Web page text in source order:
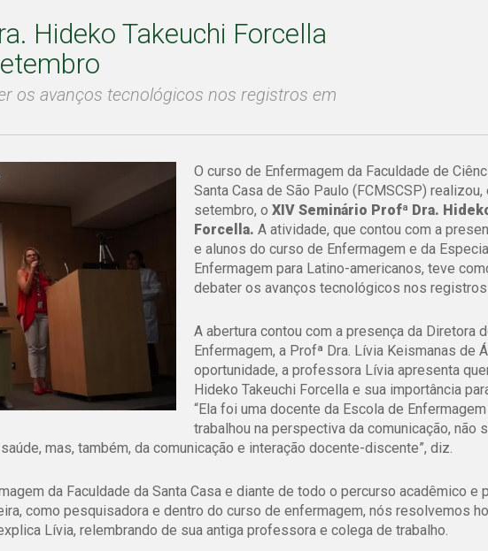
Hideko Takeuchi Forcella
os avanços tecnológicos nos registros em
O curso de Enfermagem da Faculdade de
Santa Casa de São Paulo (FCMSCSP) realizou,
setembro, o XIV Seminário Profª Dra.
Forcella. A atividade, que contou com a
e alunos do curso de Enfermagem e da
Enfermagem para Latino-americanos, teve
debater os avanços tecnológicos nos
A abertura contou com a presença da Diretora
Enfermagem, a Profª Dra. Lívia Keismanas de
oportunidade, a professora Lívia apresenta
Hideko Takeuchi Forcella e sua importância
“Ela foi uma docente da Escola de Enfermagem
trabalhou na perspectiva da comunicação, não
mas, também, da comunicação e interação docente-discente”, diz.
da Faculdade da Santa Casa e diante de todo o percurso acadêmico e
como pesquisadora e dentro do curso de enfermagem, nós resolvemos
Lívia, relembrando de sua antiga professora e colega de trabalho.